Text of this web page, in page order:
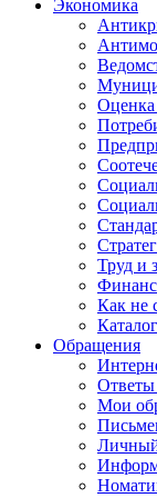
Экономика
Оценка
Труд и
Как не
Обращения
Ответы
Мои